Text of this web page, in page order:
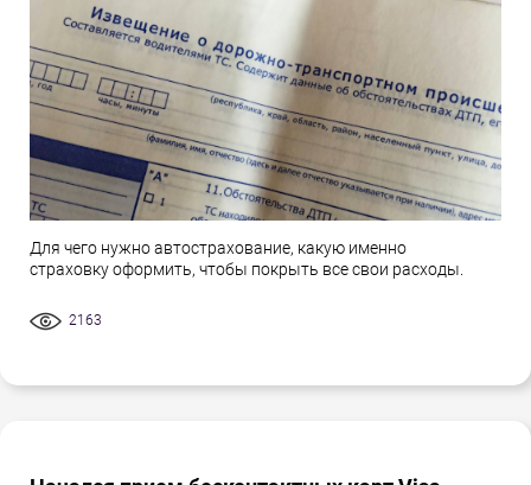
Для чего нужно автострахование, какую именно
страховку оформить, чтобы покрыть все свои расходы.
2163